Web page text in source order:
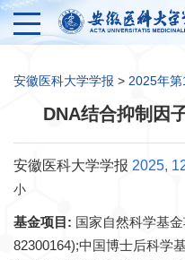
安徽医科大学学报 > 2025年第
DNA结合抑制因
安徽医科大学学报 2025,
小
基金项目: 国家自然科学基金
82300164);中国博士后科学